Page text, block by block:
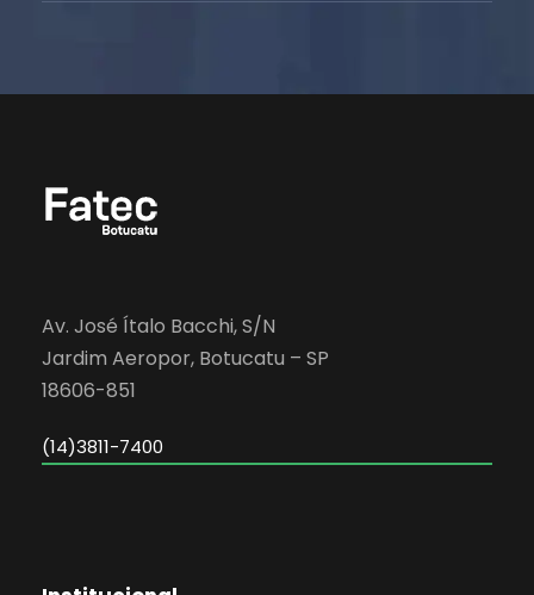
Av. José Ítalo Bacchi, S/N
Jardim Aeropor, Botucatu – SP
18606-851
(14)3811-7400